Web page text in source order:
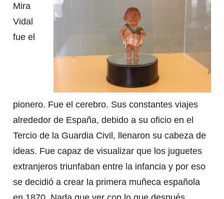
Mira
Vidal
fue el
pionero. Fue el cerebro. Sus constantes viajes
alrededor de España, debido a su oficio en el
Tercio de la Guardia Civil, llenaron su cabeza de
ideas. Fue capaz de visualizar que los juguetes
extranjeros triunfaban entre la infancia y por eso
se decidió a crear la primera muñeca española